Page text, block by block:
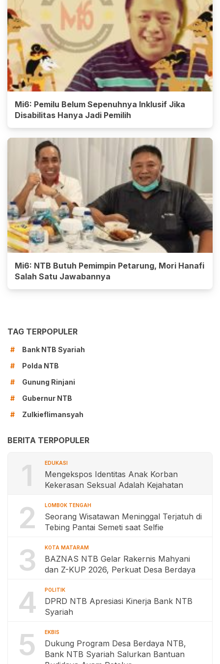
Mi6: Pemilu Belum Sepenuhnya Inklusif Jika
Disabilitas Hanya Jadi Pemilih
Mi6: NTB Butuh Pemimpin Petarung, Mori Hanafi
Salah Satu Jawabannya
TAG TERPOPULER
#
Bank NTB Syariah
#
Polda NTB
#
Gunung Rinjani
#
Gubernur NTB
#
Zulkieflimansyah
BERITA TERPOPULER
1 EDUKASI
Mengekspos Identitas Anak Korban
Kekerasan Seksual Adalah Kejahatan
2 LOMBOK TENGAH
Seorang Wisatawan Meninggal Terjatuh di
Tebing Pantai Semeti saat Selfie
3 KOTA MATARAM
BAZNAS NTB Gelar Rakernis Mahyani
dan Z-KUP 2026, Perkuat Desa Berdaya
4 POLITIK
DPRD NTB Apresiasi Kinerja Bank NTB
Syariah
5 EKBIS
Dukung Program Desa Berdaya NTB,
Bank NTB Syariah Salurkan Bantuan